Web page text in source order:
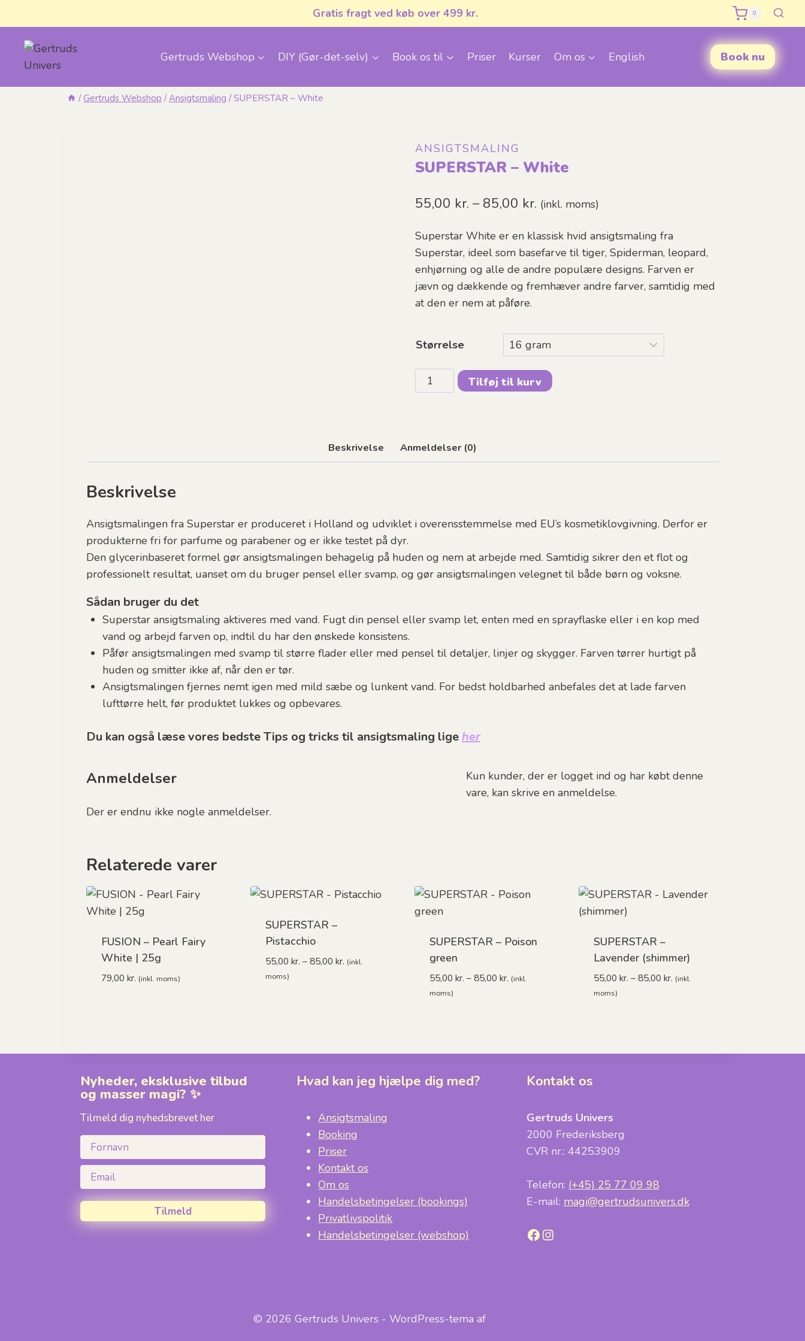
til
indhold
Gratis fragt ved køb over 499 kr. 0
Gertruds Webshop DIY (Gør-det-selv) Book os til Priser Kurser Om os English Book nu
/ Gertruds Webshop / Ansigtsmaling / SUPERSTAR – White
ANSIGTSMALING
SUPERSTAR – White
55,00 kr. – 85,00 kr. Prisinterval:
til
85,00 kr.
(inkl. moms)
Superstar White er en klassisk hvid ansigtsmaling fra
Superstar, ideel som basefarve til tiger, Spiderman, leopard,
enhjørning og alle de andre populære designs. Farven er
jævn og dækkende og fremhæver andre farver, samtidig med
at den er nem at påføre.
Størrelse
SUPERSTAR
-
Tilføj til kurv
Beskrivelse Anmeldelser (0)
Beskrivelse
Ansigtsmalingen fra Superstar er produceret i Holland og udviklet i overensstemmelse med EU’s kosmetiklovgivning. Derfor er
produkterne fri for parfume og parabener og er ikke testet på dyr.
Den glycerinbaseret formel gør ansigtsmalingen behagelig på huden og nem at arbejde med. Samtidig sikrer den et flot og
professionelt resultat, uanset om du bruger pensel eller svamp, og gør ansigtsmalingen velegnet til både børn og voksne.
Sådan bruger du det
Superstar ansigtsmaling aktiveres med vand. Fugt din pensel eller svamp let, enten med en sprayflaske eller i en kop med
vand og arbejd farven op, indtil du har den ønskede konsistens.
Påfør ansigtsmalingen med svamp til større flader eller med pensel til detaljer, linjer og skygger. Farven tørrer hurtigt på
huden og smitter ikke af, når den er tør.
Ansigtsmalingen fjernes nemt igen med mild sæbe og lunkent vand. For bedst holdbarhed anbefales det at lade farven
lufttørre helt, før produktet lukkes og opbevares.
Du kan også læse vores bedste Tips og tricks til ansigtsmaling lige her
Anmeldelser
Der er endnu ikke nogle anmeldelser.
Kun kunder, der er logget ind og har købt denne
vare, kan skrive en anmeldelse.
Relaterede varer
FUSION – Pearl Fairy
White | 25g
79,00 kr. (inkl. moms)
SUPERSTAR –
Pistacchio
55,00 kr. –85,00 kr. Prisinterval:
(inkl.
moms)
SUPERSTAR – Poison
green
55,00 kr. –85,00 kr. Prisinterval:
(inkl.
moms)
SUPERSTAR –
Lavender (shimmer)
55,00 kr. –85,00 kr. Prisinterval:
(inkl.
moms)
Nyheder, eksklusive tilbud
og masser magi? ✨
Tilmeld dig nyhedsbrevet her
Fornavn
Email
Tilmeld
Hvad kan jeg hjælpe dig med?
Ansigtsmaling
Booking
Priser
Kontakt os
Om os
Handelsbetingelser (bookings)
Privatlivspolitik
Handelsbetingelser (webshop)
Kontakt os
Gertruds Univers
2000 Frederiksberg
CVR nr.: 44253909
Telefon: (+45) 25 77 09 98
E-mail: magi@gertrudsunivers.dk
Facebook
Instagram
© 2026 Gertruds Univers - WordPress-tema af